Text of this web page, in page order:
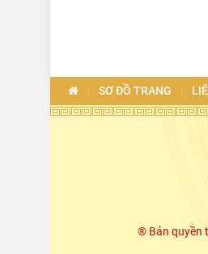
SƠ ĐỒ TRANG
® Bản quyền